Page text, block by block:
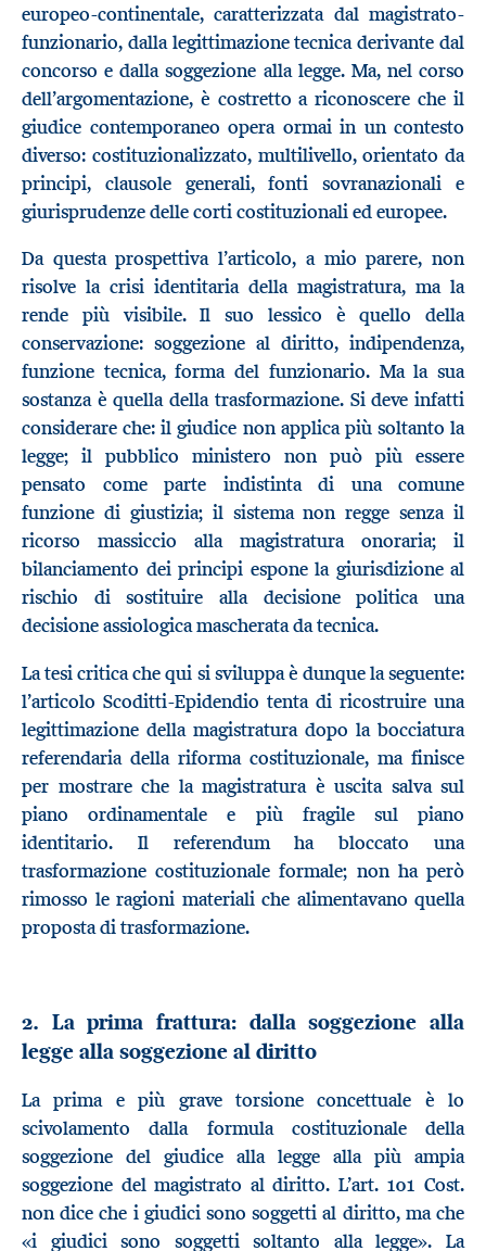
europeo-continentale, caratterizzata dal magistrato-
funzionario, dalla legittimazione tecnica derivante dal
concorso e dalla soggezione alla legge. Ma, nel corso
dell’argomentazione, è costretto a riconoscere che il
giudice contemporaneo opera ormai in un contesto
diverso: costituzionalizzato, multilivello, orientato da
principi, clausole generali, fonti sovranazionali e
giurisprudenze delle corti costituzionali ed europee.
Da questa prospettiva l’articolo, a mio parere, non
risolve la crisi identitaria della magistratura, ma la
rende più visibile. Il suo lessico è quello della
conservazione: soggezione al diritto, indipendenza,
funzione tecnica, forma del funzionario. Ma la sua
sostanza è quella della trasformazione. Si deve infatti
considerare che: il giudice non applica più soltanto la
legge; il pubblico ministero non può più essere
pensato come parte indistinta di una comune
funzione di giustizia; il sistema non regge senza il
ricorso massiccio alla magistratura onoraria; il
bilanciamento dei principi espone la giurisdizione al
rischio di sostituire alla decisione politica una
decisione assiologica mascherata da tecnica.
La tesi critica che qui si sviluppa è dunque la seguente:
l’articolo Scoditti-Epidendio tenta di ricostruire una
legittimazione della magistratura dopo la bocciatura
referendaria della riforma costituzionale, ma finisce
per mostrare che la magistratura è uscita salva sul
piano ordinamentale e più fragile sul piano
identitario. Il referendum ha bloccato una
trasformazione costituzionale formale; non ha però
rimosso le ragioni materiali che alimentavano quella
proposta di trasformazione.
2. La prima frattura: dalla soggezione alla
legge alla soggezione al diritto
La prima e più grave torsione concettuale è lo
scivolamento dalla formula costituzionale della
soggezione del giudice alla legge alla più ampia
soggezione del magistrato al diritto. L’art. 101 Cost.
non dice che i giudici sono soggetti al diritto, ma che
«i giudici sono soggetti soltanto alla legge». La